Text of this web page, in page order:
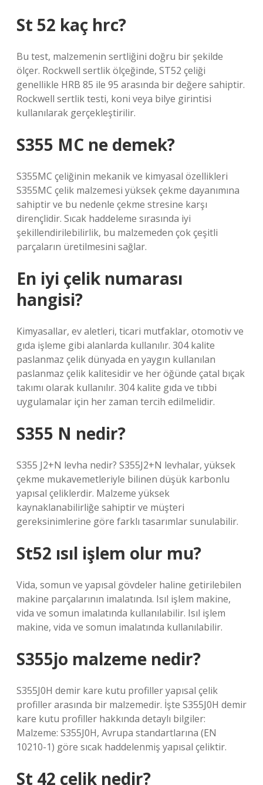
St 52 kaç hrc?
Bu test, malzemenin sertliğini doğru bir şekilde
ölçer. Rockwell sertlik ölçeğinde, ST52 çeliği
genellikle HRB 85 ile 95 arasında bir değere sahiptir.
Rockwell sertlik testi, koni veya bilye girintisi
kullanılarak gerçekleştirilir.
S355 MC ne demek?
S355MC çeliğinin mekanik ve kimyasal özellikleri
S355MC çelik malzemesi yüksek çekme dayanımına
sahiptir ve bu nedenle çekme stresine karşı
dirençlidir. Sıcak haddeleme sırasında iyi
şekillendirilebilirlik, bu malzemeden çok çeşitli
parçaların üretilmesini sağlar.
En iyi çelik numarası
hangisi?
Kimyasallar, ev aletleri, ticari mutfaklar, otomotiv ve
gıda işleme gibi alanlarda kullanılır. 304 kalite
paslanmaz çelik dünyada en yaygın kullanılan
paslanmaz çelik kalitesidir ve her öğünde çatal bıçak
takımı olarak kullanılır. 304 kalite gıda ve tıbbi
uygulamalar için her zaman tercih edilmelidir.
S355 N nedir?
S355 J2+N levha nedir? S355J2+N levhalar, yüksek
çekme mukavemetleriyle bilinen düşük karbonlu
yapısal çeliklerdir. Malzeme yüksek
kaynaklanabilirliğe sahiptir ve müşteri
gereksinimlerine göre farklı tasarımlar sunulabilir.
St52 ısıl işlem olur mu?
Vida, somun ve yapısal gövdeler haline getirilebilen
makine parçalarının imalatında. Isıl işlem makine,
vida ve somun imalatında kullanılabilir. Isıl işlem
makine, vida ve somun imalatında kullanılabilir.
S355jo malzeme nedir?
S355J0H demir kare kutu profiller yapısal çelik
profiller arasında bir malzemedir. İşte S355J0H demir
kare kutu profiller hakkında detaylı bilgiler:
Malzeme: S355J0H, Avrupa standartlarına (EN
10210-1) göre sıcak haddelenmiş yapısal çeliktir.
St 42 çelik nedir?